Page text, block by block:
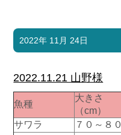
2022年 11月 24日
2022.11.21 山野様
魚種
大きさ
（cm）
サワラ
７０～８０